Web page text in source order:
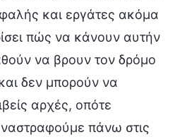
και εργάτες ακόμα
πώς να κάνουν αυτήν
να βρουν τον δρόμο
δεν μπορούν να
αρχές, οπότε
πάνω στις